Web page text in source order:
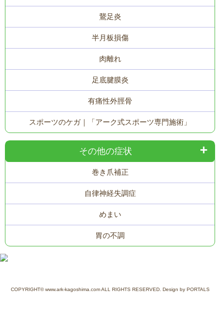
鵞足炎
半月板損傷
肉離れ
足底腱膜炎
有痛性外脛骨
スポーツのケガ｜「アーク式スポーツ専門施術」
その他の症状
巻き爪補正
自律神経失調症
めまい
胃の不調
COPYRIGHT© www.ark-kagoshima.com ALL RIGHTS RESERVED. Design by PORTALS